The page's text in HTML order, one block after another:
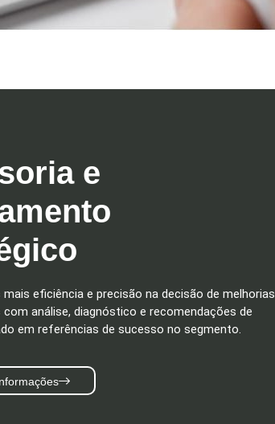
e
mais eficiência e precisão na decisão de melhorias
análise, diagnóstico e recomendações de
em referências de sucesso no segmento.